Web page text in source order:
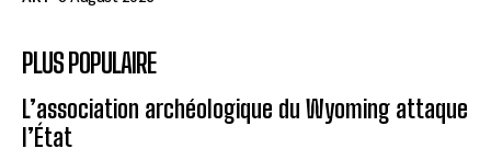
PLUS POPULAIRE
L’association archéologique du Wyoming attaque
l’État